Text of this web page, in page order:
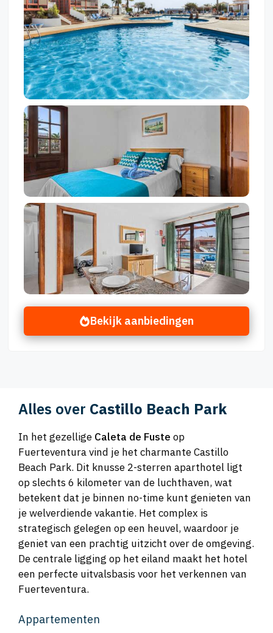
Bekijk aanbiedingen
Alles over Castillo Beach Park
In het gezellige Caleta de Fuste op
Fuerteventura vind je het charmante Castillo
Beach Park. Dit knusse 2-sterren aparthotel ligt
op slechts 6 kilometer van de luchthaven, wat
betekent dat je binnen no-time kunt genieten van
je welverdiende vakantie. Het complex is
strategisch gelegen op een heuvel, waardoor je
geniet van een prachtig uitzicht over de omgeving.
De centrale ligging op het eiland maakt het hotel
een perfecte uitvalsbasis voor het verkennen van
Fuerteventura.
Appartementen